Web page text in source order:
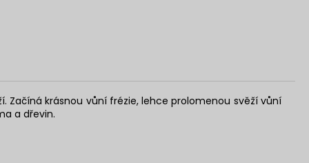
Začíná krásnou vůní frézie, lehce prolomenou svěží vůní
a dřevin.